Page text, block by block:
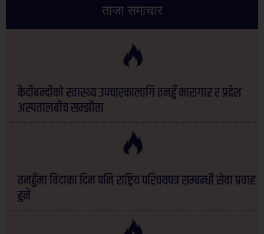
ताजा समाचार
कैदीबन्दीको स्वास्थ्य उपचारकालागि तनहुँ कारागार र प्रदेश
अस्पतालबीच सम्झौता
तनहुँमा बिदाका दिन पनि राष्ट्रिय परिचयपत्र सम्बन्धी सेवा प्रवाह
हुने